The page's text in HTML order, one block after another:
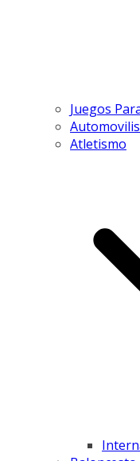
Juegos
Atletismo